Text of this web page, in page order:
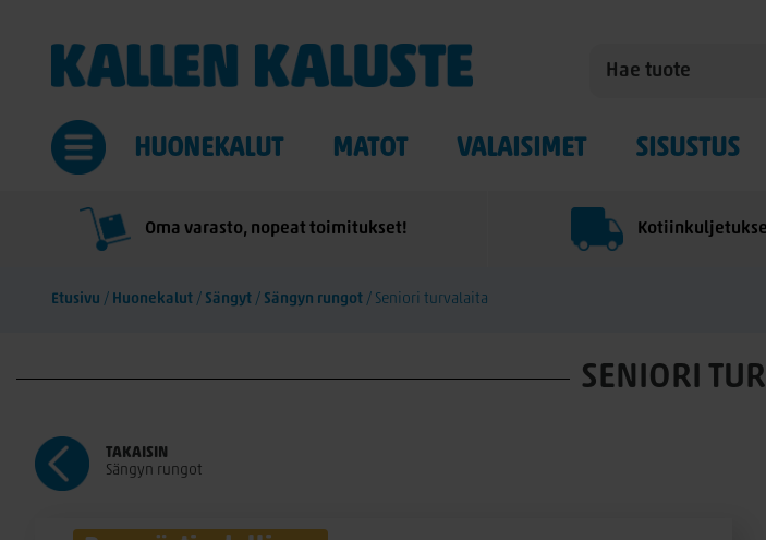
HUONEKALUT MATOT VALAISIMET SISUSTUS
Oma varasto, nopeat toimitukset!
Etusivu / Huonekalut / Sängyt / Sängyn rungot / Seniori turvalaita
SENIORI
TAKAISIN
Sängyn rungot